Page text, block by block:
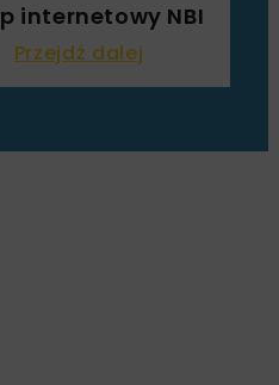
internetowy NBI
Przejdź dalej